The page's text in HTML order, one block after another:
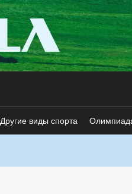
Другие виды спорта